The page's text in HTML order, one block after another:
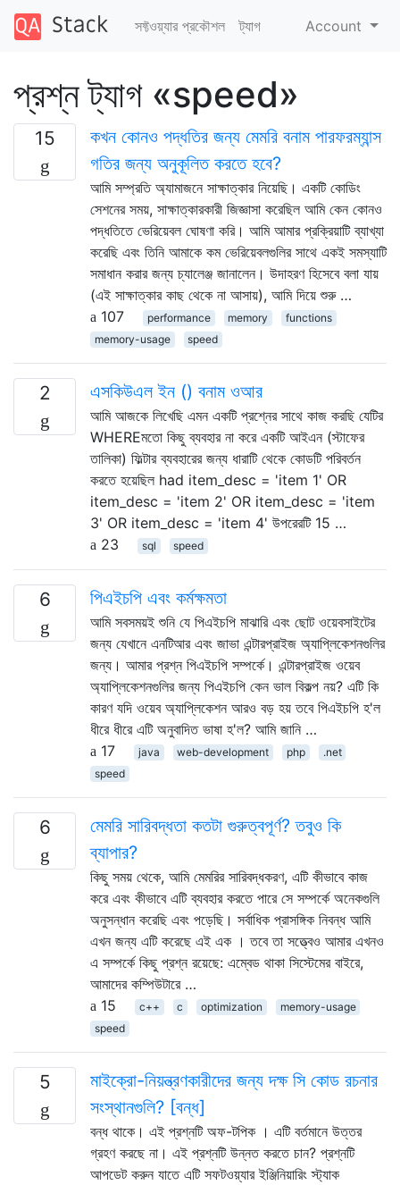
সফ্টওয়্যার প্রকৌশল ট্যাগ Account
প্রশ্ন ট্যাগ «speed»
15
কখন কোনও পদ্ধতির জন্য মেমরি বনাম পারফরম্যান্স
গতির জন্য অনুকূলিত করতে হবে?
আমি সম্প্রতি অ্যামাজনে সাক্ষাত্কার নিয়েছি। একটি কোডিং
সেশনের সময়, সাক্ষাত্কারকারী জিজ্ঞাসা করেছিল আমি কেন কোনও
পদ্ধতিতে ভেরিয়েবল ঘোষণা করি। আমি আমার প্রক্রিয়াটি ব্যাখ্যা
করেছি এবং তিনি আমাকে কম ভেরিয়েবলগুলির সাথে একই সমস্যাটি
সমাধান করার জন্য চ্যালেঞ্জ জানালেন। উদাহরণ হিসেবে বলা যায়
(এই সাক্ষাত্কার কাছ থেকে না আসায়), আমি দিয়ে শুরু …
107
performance memory
functions
memory-usage
speed
2 এসকিউএল ইন () বনাম ওআর
আমি আজকে লিখেছি এমন একটি প্রশ্নের সাথে কাজ করছি যেটির
WHEREমতো কিছু ব্যবহার না করে একটি আইএন (স্টাফের
তালিকা) ফিল্টার ব্যবহারের জন্য ধারাটি থেকে কোডটি পরিবর্তন
করতে হয়েছিল had item_desc = 'item 1' OR
item_desc = 'item 2' OR item_desc = 'item
3' OR item_desc = 'item 4' উপরেরটি 15 …
23
sql speed
6 পিএইচপি এবং কর্মক্ষমতা
আমি সবসময়ই শুনি যে পিএইচপি মাঝারি এবং ছোট ওয়েবসাইটের
জন্য যেখানে এনটিআর এবং জাভা এন্টারপ্রাইজ অ্যাপ্লিকেশনগুলির
জন্য। আমার প্রশ্ন পিএইচপি সম্পর্কে। এন্টারপ্রাইজ ওয়েব
অ্যাপ্লিকেশনগুলির জন্য পিএইচপি কেন ভাল বিকল্প নয়? এটি কি
কারণ যদি ওয়েব অ্যাপ্লিকেশন আরও বড় হয় তবে পিএইচপি হ'ল
ধীরে ধীরে এটি অনুবাদিত ভাষা হ'ল? আমি জানি …
17
java web-development php
.net
speed
6
মেমরি সারিবদ্ধতা কতটা গুরুত্বপূর্ণ? তবুও কি
ব্যাপার?
কিছু সময় থেকে, আমি মেমরির সারিবদ্ধকরণ, এটি কীভাবে কাজ
করে এবং কীভাবে এটি ব্যবহার করতে পারে সে সম্পর্কে অনেকগুলি
অনুসন্ধান করেছি এবং পড়েছি। সর্বাধিক প্রাসঙ্গিক নিবন্ধ আমি
এখন জন্য এটি করেছে এই এক । তবে তা সত্ত্বেও আমার এখনও
এ সম্পর্কে কিছু প্রশ্ন রয়েছে: এম্বেড থাকা সিস্টেমের বাইরে,
আমাদের কম্পিউটারে …
15
c++ c optimization
memory-usage
speed
5
মাইক্রো-নিয়ন্ত্রণকারীদের জন্য দক্ষ সি কোড রচনার
সংস্থানগুলি? [বন্ধ]
বন্ধ থাকে। এই প্রশ্নটি অফ-টপিক । এটি বর্তমানে উত্তর
গ্রহণ করছে না। এই প্রশ্নটি উন্নত করতে চান? প্রশ্নটি
আপডেট করুন যাতে এটি সফটওয়্যার ইঞ্জিনিয়ারিং স্ট্যাক